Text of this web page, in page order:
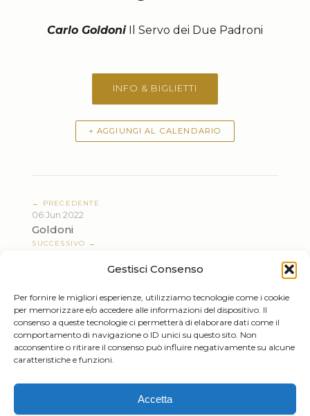
Gestisci Consenso
Per fornire le migliori esperienze, utilizziamo tecnologie come i cookie
per memorizzare e/o accedere alle informazioni del dispositivo. Il
consenso a queste tecnologie ci permetterà di elaborare dati come il
comportamento di navigazione o ID unici su questo sito. Non
acconsentire o ritirare il consenso può influire negativamente su alcune
caratteristiche e funzioni.
Accetta
Carlo GoldoniIl Servo dei Due Padroni
INFO & BIGLIETTI
+ AGGIUNGI AL CALENDARIO
← PRECEDENTE
06 Jun 2022
Goldoni
SUCCESSIVO →